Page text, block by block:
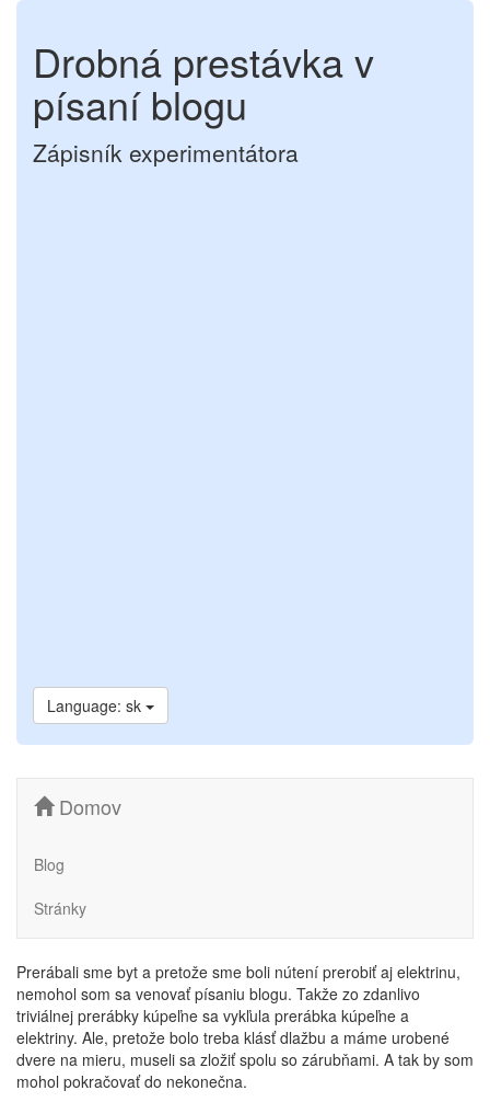
Drobná prestávka v
písaní blogu
Zápisník experimentátora
Language: sk
Domov
Blog
Stránky
Prerábali sme byt a pretože sme boli nútení prerobiť aj elektrinu,
nemohol som sa venovať písaniu blogu. Takže zo zdanlivo
triviálnej prerábky kúpeľne sa vykľula prerábka kúpeľne a
elektriny. Ale, pretože bolo treba klásť dlažbu a máme urobené
dvere na mieru, museli sa zložiť spolu so zárubňami. A tak by som
mohol pokračovať do nekonečna.